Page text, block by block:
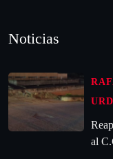
Noticias
al